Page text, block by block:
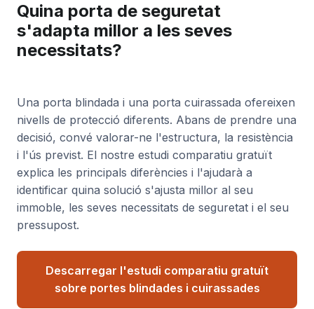
Quina porta de seguretat
s'adapta millor a les seves
necessitats?
Una porta blindada i una porta cuirassada ofereixen
nivells de protecció diferents. Abans de prendre una
decisió, convé valorar-ne l'estructura, la resistència
i l'ús previst. El nostre estudi comparatiu gratuït
explica les principals diferències i l'ajudarà a
identificar quina solució s'ajusta millor al seu
immoble, les seves necessitats de seguretat i el seu
pressupost.
Descarregar l'estudi comparatiu gratuït
sobre portes blindades i cuirassades